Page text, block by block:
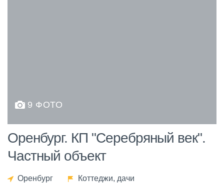
9 ФОТО
Оренбург. КП "Серебряный век".
Частный объект
Оренбург Коттеджи, дачи